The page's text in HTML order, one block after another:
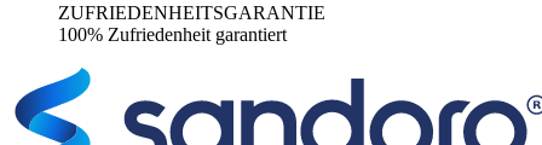
ZUFRIEDENHEITSGARANTIE
100% Zufriedenheit garantiert